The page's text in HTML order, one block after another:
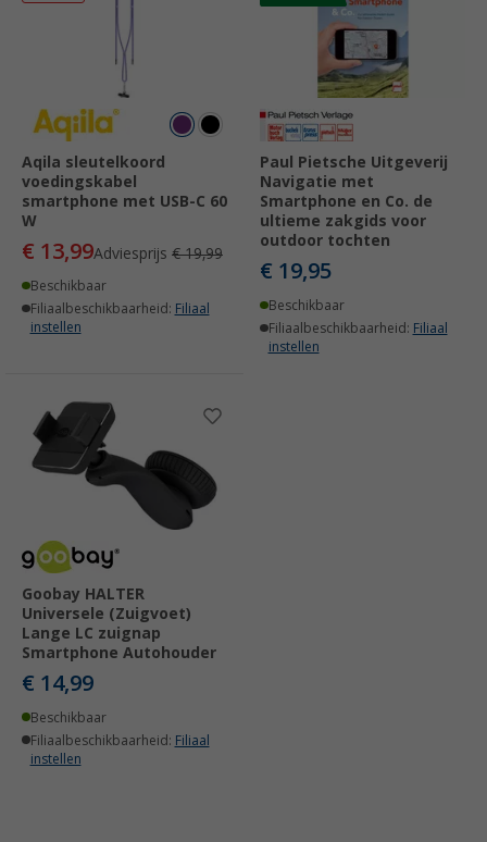
Aqila sleutelkoord
voedingskabel
smartphone met USB-C 60
W
€ 13,99Adviesprijs € 19,99
Beschikbaar
Filiaalbeschikbaarheid: Filiaal
instellen
Paul Pietsche Uitgeverij
Navigatie met
Smartphone en Co. de
ultieme zakgids voor
outdoor tochten
€ 19,95
Beschikbaar
Filiaalbeschikbaarheid: Filiaal
instellen
Goobay HALTER
Universele (Zuigvoet)
Lange LC zuignap
Smartphone Autohouder
€ 14,99
Beschikbaar
Filiaalbeschikbaarheid: Filiaal
instellen